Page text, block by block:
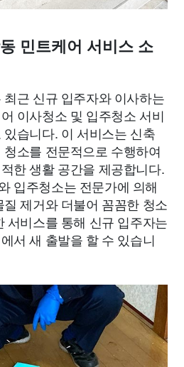
민트케어 서비스 소
근 신규 입주자와 이사하는
이사청소 및 입주청소 서비
습니다. 이 서비스는 신축
소를 전문적으로 수행하여
한 생활 공간을 제공합니다.
입주청소는 전문가에 의해
제거와 더불어 꼼꼼한 청소
서비스를 통해 신규 입주자는
서 새 출발을 할 수 있습니